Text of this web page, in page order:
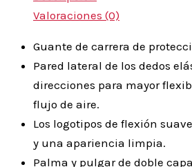
Valoraciones (0)
Guante de carrera de
Pared lateral de los dedos
direcciones para mayor
flujo de aire.
Los logotipos de flexión
y una apariencia limpia.
Palma y pulgar de doble